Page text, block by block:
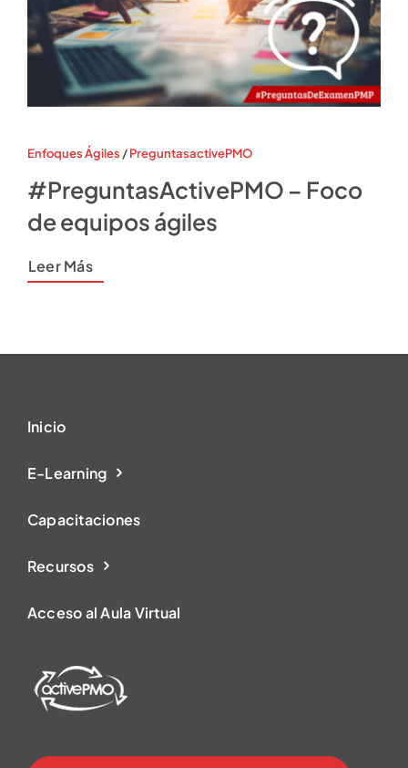
Enfoques Ágiles /PreguntasactivePMO
#PreguntasActivePMO – Foco
de equipos ágiles
Leer Más
Inicio
E-Learning
Capacitaciones
Recursos
Acceso al Aula Virtual